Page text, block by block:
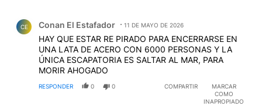
CE Conan El Estafador 11 DE MAYO DE 2026
HAY QUE ESTAR RE PIRADO PARA ENCERRARSE EN
UNA LATA DE ACERO CON 6000 PERSONAS Y LA
ÚNICA ESCAPATORIA ES SALTAR AL MAR, PARA
MORIR AHOGADO
RESPONDER 0 0 COMPARTIR
MARCAR
COMO
INAPROPIADO